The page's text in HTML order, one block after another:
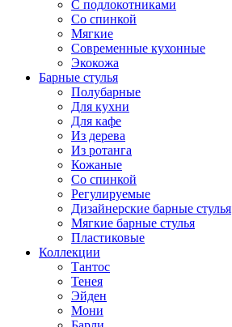
С подлокотниками
Со спинкой
Мягкие
Современные кухонные
Экокожа
Барные стулья
Полубарные
Для кухни
Для кафе
Из дерева
Из ротанга
Кожаные
Со спинкой
Регулируемые
Дизайнерские барные стулья
Мягкие барные стулья
Пластиковые
Коллекции
Тантос
Тенея
Эйден
Мони